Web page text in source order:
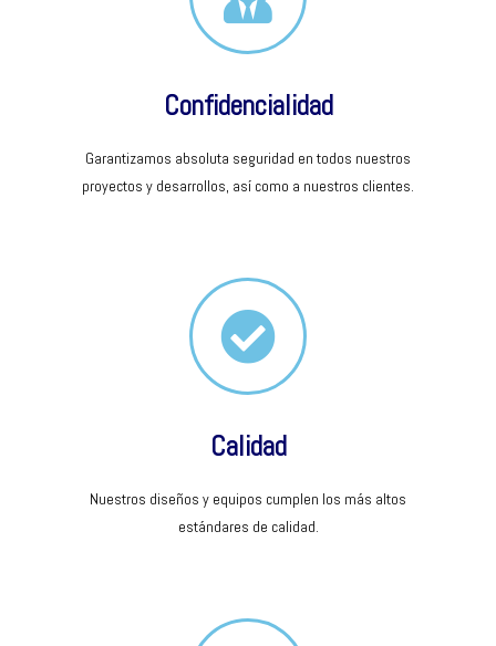
Confidencialidad
Garantizamos absoluta seguridad en todos nuestros
proyectos y desarrollos, así como a nuestros clientes.
Calidad
Nuestros diseños y equipos cumplen los más altos
estándares de calidad.